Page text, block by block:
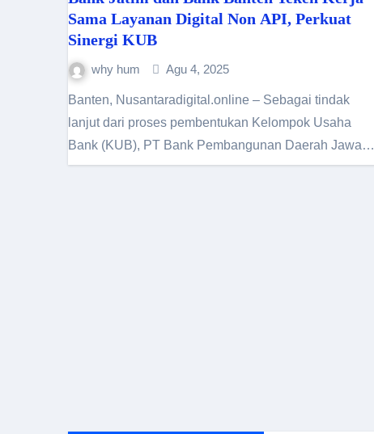
Sama Layanan Digital Non API, Perkuat
Sinergi KUB
why hum Agu 4, 2025
Banten, Nusantaradigital.online – Sebagai tindak
lanjut dari proses pembentukan Kelompok Usaha
Bank (KUB), PT Bank Pembangunan Daerah Jawa…